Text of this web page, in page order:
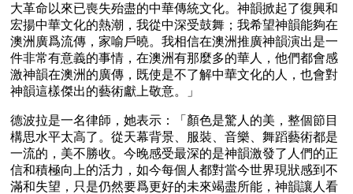
大革命以來已喪失殆盡的中華傳統文化。神韻掀起了復興和
宏揚中華文化的熱潮，我從中深受鼓舞；我希望神韻能夠在
澳洲廣爲流傳，家喻戶曉。我相信在澳洲推廣神韻演出是一
件非常有意義的事情，在澳洲有那麼多的華人，他們都會感
激神韻在澳洲的廣傳，既使是不了解中華文化的人，也會對
神韻這樣傑出的藝術獻上敬意。」
德波拉是一名律師，她表示：「顏色是驚人的美，整個節目
構思水平太高了。從天幕背景、服裝、音樂、舞蹈藝術都是
一流的，美不勝收。今晚感受最深的是神韻激發了人們的正
信和積極向上的活力，如今每個人都對當今世界現狀感到不
滿和失望，只是仍然要爲更好的未來竭盡所能，神韻讓人看